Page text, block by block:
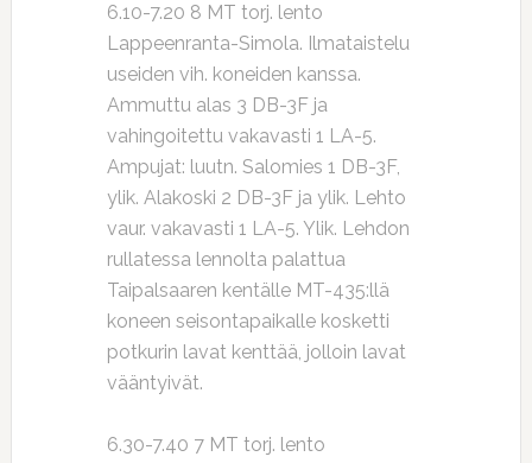
6.10-7.20 8 MT torj. lento
Lappeenranta-Simola. Ilmataistelu
useiden vih. koneiden kanssa.
Ammuttu alas 3 DB-3F ja
vahingoitettu vakavasti 1 LA-5.
Ampujat: luutn. Salomies 1 DB-3F,
ylik. Alakoski 2 DB-3F ja ylik. Lehto
vaur. vakavasti 1 LA-5. Ylik. Lehdon
rullatessa lennolta palattua
Taipalsaaren kentälle MT-435:llä
koneen seisontapaikalle kosketti
potkurin lavat kenttää, jolloin lavat
vääntyivät.
6.30-7.40 7 MT torj. lento